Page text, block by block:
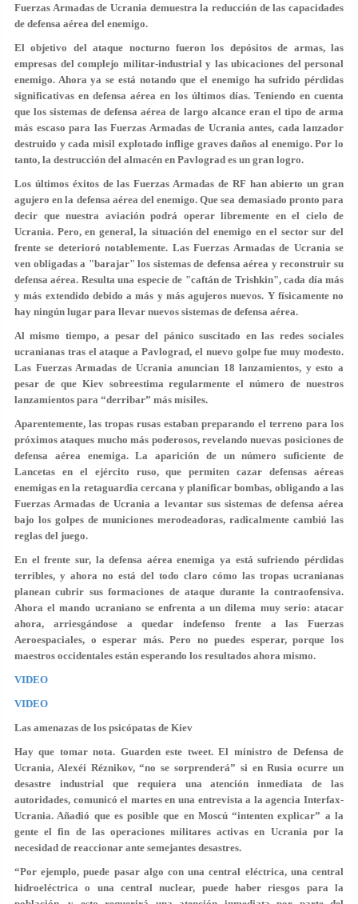
Fuerzas Armadas de Ucrania demuestra la reducción de las capacidades
de defensa aérea del enemigo.
El objetivo del ataque nocturno fueron los depósitos de armas, las
empresas del complejo militar-industrial y las ubicaciones del personal
enemigo. Ahora ya se está notando que el enemigo ha sufrido pérdidas
significativas en defensa aérea en los últimos días. Teniendo en cuenta
que los sistemas de defensa aérea de largo alcance eran el tipo de arma
más escaso para las Fuerzas Armadas de Ucrania antes, cada lanzador
destruido y cada misil explotado inflige graves daños al enemigo. Por lo
tanto, la destrucción del almacén en Pavlograd es un gran logro.
Los últimos éxitos de las Fuerzas Armadas de RF han abierto un gran
agujero en la defensa aérea del enemigo. Que sea demasiado pronto para
decir que nuestra aviación podrá operar libremente en el cielo de
Ucrania. Pero, en general, la situación del enemigo en el sector sur del
frente se deterioró notablemente. Las Fuerzas Armadas de Ucrania se
ven obligadas a "barajar" los sistemas de defensa aérea y reconstruir su
defensa aérea. Resulta una especie de "caftán de Trishkin", cada día más
y más extendido debido a más y más agujeros nuevos. Y físicamente no
hay ningún lugar para llevar nuevos sistemas de defensa aérea.
Al mismo tiempo, a pesar del pánico suscitado en las redes sociales
ucranianas tras el ataque a Pavlograd, el nuevo golpe fue muy modesto.
Las Fuerzas Armadas de Ucrania anuncian 18 lanzamientos, y esto a
pesar de que Kiev sobreestima regularmente el número de nuestros
lanzamientos para “derribar” más misiles.
Aparentemente, las tropas rusas estaban preparando el terreno para los
próximos ataques mucho más poderosos, revelando nuevas posiciones de
defensa aérea enemiga. La aparición de un número suficiente de
Lancetas en el ejército ruso, que permiten cazar defensas aéreas
enemigas en la retaguardia cercana y planificar bombas, obligando a las
Fuerzas Armadas de Ucrania a levantar sus sistemas de defensa aérea
bajo los golpes de municiones merodeadoras, radicalmente cambió las
reglas del juego.
En el frente sur, la defensa aérea enemiga ya está sufriendo pérdidas
terribles, y ahora no está del todo claro cómo las tropas ucranianas
planean cubrir sus formaciones de ataque durante la contraofensiva.
Ahora el mando ucraniano se enfrenta a un dilema muy serio: atacar
ahora, arriesgándose a quedar indefenso frente a las Fuerzas
Aeroespaciales, o esperar más. Pero no puedes esperar, porque los
maestros occidentales están esperando los resultados ahora mismo.
VIDEO
VIDEO
Las amenazas de los psicópatas de Kiev
Hay que tomar nota. Guarden este tweet. El ministro de Defensa de
Ucrania, Alexéi Réznikov, “no se sorprenderá” si en Rusia ocurre un
desastre industrial que requiera una atención inmediata de las
autoridades, comunicó el martes en una entrevista a la agencia Interfax-
Ucrania. Añadió que es posible que en Moscú “intenten explicar” a la
gente el fin de las operaciones militares activas en Ucrania por la
necesidad de reaccionar ante semejantes desastres.
“Por ejemplo, puede pasar algo con una central eléctrica, una central
hidroeléctrica o una central nuclear, puede haber riesgos para la